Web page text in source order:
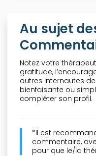
Au sujet
Notez votre
gratitude,
autres internautes
bienfaisante ou
compléter son profil.
*Il est
commentaire,
pour que le/la